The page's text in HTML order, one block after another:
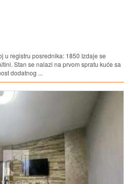
u registru posrednika: 1850 Izdaje se
Stan se nalazi na prvom spratu kuće sa
dodatnog ...